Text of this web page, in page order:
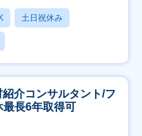
土日祝休み
介コンサルタント/フ
最長6年取得可